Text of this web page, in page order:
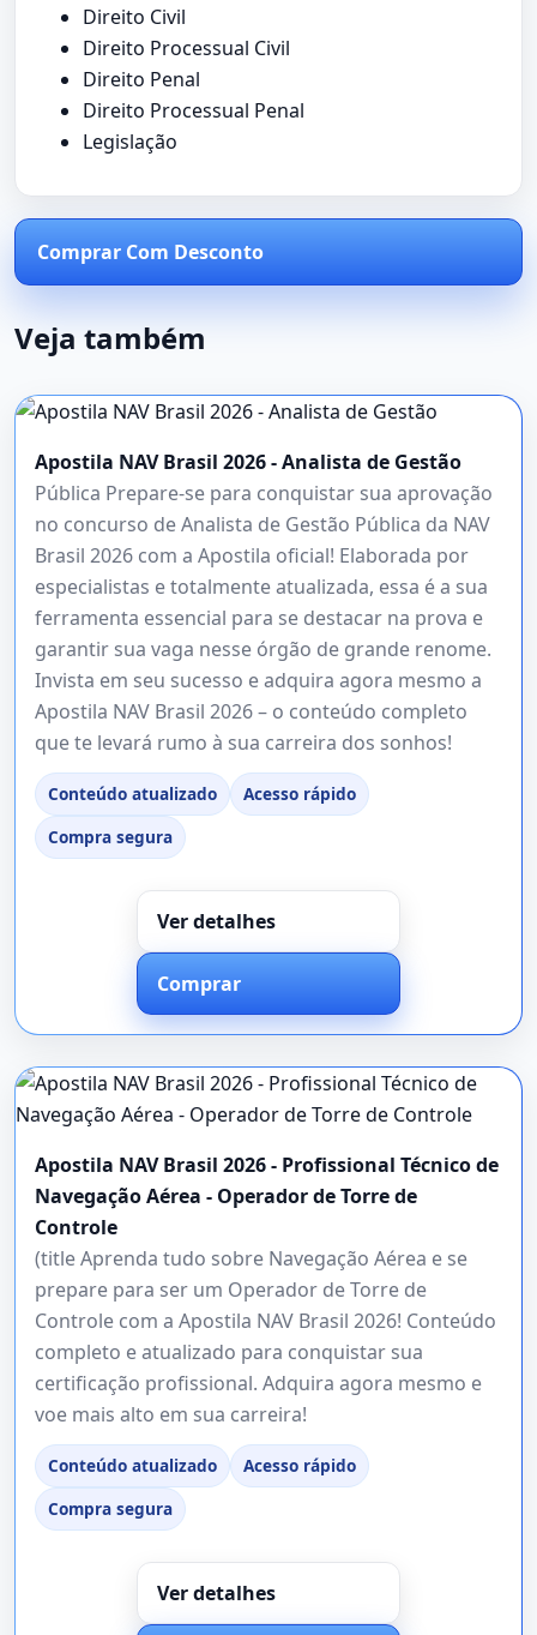
Direito Civil
Direito Processual Civil
Direito Penal
Direito Processual Penal
Legislação
Comprar Com Desconto
Veja também
Apostila NAV Brasil 2026 - Analista de Gestão
Pública Prepare-se para conquistar sua aprovação
no concurso de Analista de Gestão Pública da NAV
Brasil 2026 com a Apostila oficial! Elaborada por
especialistas e totalmente atualizada, essa é a sua
ferramenta essencial para se destacar na prova e
garantir sua vaga nesse órgão de grande renome.
Invista em seu sucesso e adquira agora mesmo a
Apostila NAV Brasil 2026 – o conteúdo completo
que te levará rumo à sua carreira dos sonhos!
Conteúdo atualizado
Acesso rápido
Compra segura
Ver detalhes
Comprar
Apostila NAV Brasil 2026 - Profissional Técnico de
Navegação Aérea - Operador de Torre de
Controle
(title Aprenda tudo sobre Navegação Aérea e se
prepare para ser um Operador de Torre de
Controle com a Apostila NAV Brasil 2026! Conteúdo
completo e atualizado para conquistar sua
certificação profissional. Adquira agora mesmo e
voe mais alto em sua carreira!
Conteúdo atualizado
Acesso rápido
Compra segura
Ver detalhes